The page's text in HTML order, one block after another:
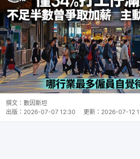
撰文： 數因斯坦
出版： 2026-07-07 12:30 更新： 2026-07-12